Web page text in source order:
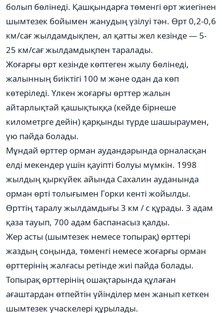
болып бөлінеді. Қашқындарға төменгі өрт жиегінен
шымтезек бойымен жанудың үзілуі тән. Өрт 0,2-0,6
км/сағ жылдамдықпен, ал қатты жел кезінде — 5-
25 км/сағ жылдамдықпен таралады.
Жоғарғы өрт кезінде көптеген жылу бөлінеді,
жалынның биіктігі 100 м және одан да көп
көтеріледі. Үлкен жоғарғы өрттер жалын
айтарлықтай қашықтыққа (кейде бірнеше
километрге дейін) қарқынды түрде шашыраумен,
үю пайда болады.
Мұндай өрттер орман аудандарында орналасқан
елді мекендер үшін қауіпті болуы мүмкін. 1998
жылдың қыркүйек айында Сахалин ауданында
орман өрті толығымен Горки кенті жойылды.
Өрттің таралу жылдамдығы 3 км / с құрады. 3 адам
қаза тауып, 700 адам баспанасыз қалды.
Жер асты (шымтезек немесе топырақ) өрттері
жаздың соңында, төменгі немесе жоғарғы орман
өрттерінің жалғасы ретінде жиі пайда болады.
Топырақ өрттерінің ошақтарында құлаған
ағаштардан өтпейтін үйінділер мен жанып кеткен
шымтезек учаскелері құрылады.